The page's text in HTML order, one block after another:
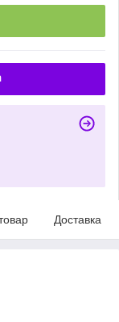
Доставка